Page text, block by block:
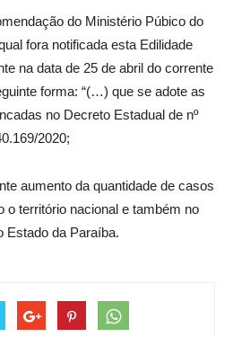
do Ministério Púbico do
fora notificada esta Edilidade
na data de 25 de abril do corrente
forma: “(…) que se adote as
no Decreto Estadual de nº
2020;
aumento da quantidade de casos
o território nacional e também no
Estado da Paraíba.